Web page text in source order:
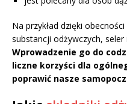
Na przykład dzięki
substancji odżywczych,
Wprowadzenie go do
liczne korzyści dla
poprawić nasze